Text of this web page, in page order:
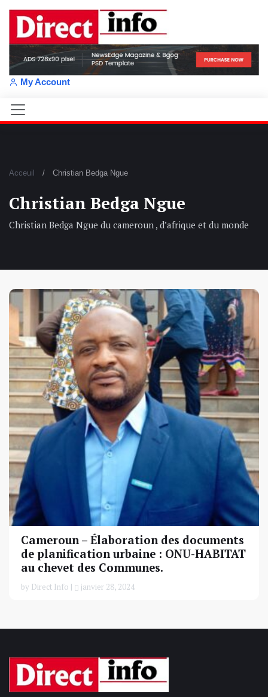
My Account
Acceuil Christian Bedga Ngue
Christian Bedga Ngue
Christian Bedga Ngue du cameroun , d’afrique et du monde
Cameroun – Élaboration des documents
de planification urbaine : ONU-HABITAT
au chevet des Communes.
by Direct Info | janvier 28, 2024